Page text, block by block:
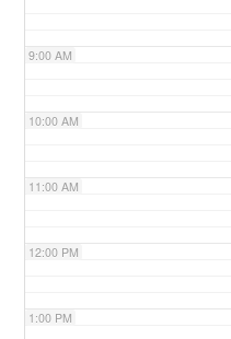
9:00 AM
10:00 AM
11:00 AM
12:00 PM
1:00 PM